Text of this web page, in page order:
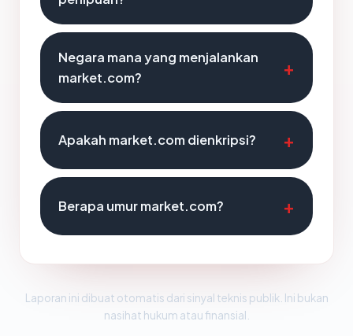
Negara mana yang menjalankan
market.com?
Apakah market.com dienkripsi?
Berapa umur market.com?
Laporan ini dibuat otomatis dari sinyal teknis publik. Ini bukan
nasihat hukum atau finansial.